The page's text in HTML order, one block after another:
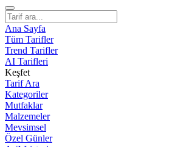
Ana Sayfa
Tüm Tarifler
Trend Tarifler
AI Tarifleri
Keşfet
Tarif Ara
Kategoriler
Mutfaklar
Malzemeler
Mevsimsel
Özel Günler